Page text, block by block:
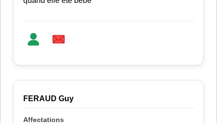
FERAUD Guy